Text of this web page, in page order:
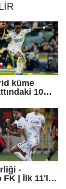
küme
10
-
FK | İlk 11'ler